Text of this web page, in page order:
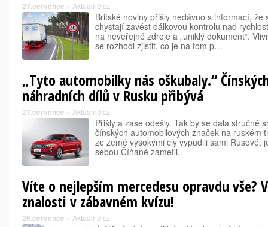
27.července » Aktuálně.cz
Britské noviny přišly nedávno s informací, že
chystají zavést dálkovou kontrolu nad
na neveřejné zdroje a „uniklý dokument“.
se rozhodl zjistit, co je na tom p…
„Tyto automobilky nás oškubaly.“
náhradních dílů v Rusku přibývá
27.července » Aktuálně.cz
Přišly a zase odešly. Tak by se dala stručně
čínských automobilových značek na ruském
ze země vysokými cly vypudili sami Rusové,
sebou Číňané zametli.
Víte o nejlepším mercedesu opravdu vše?
znalosti v zábavném kvízu!
25.července » Aktuálně.cz